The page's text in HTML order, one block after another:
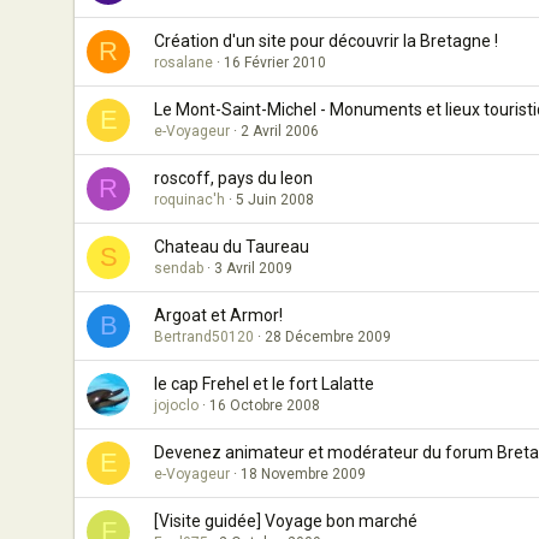
R Création d'un site pour découvrir la Bretagne !
rosalane 16 Février 2010
E Le Mont-Saint-Michel - Monuments et lieux
e-Voyageur 2 Avril 2006
R roscoff, pays du leon
roquinac'h 5 Juin 2008
S Chateau du Taureau
sendab 3 Avril 2009
B Argoat et Armor!
Bertrand50120 28 Décembre 2009
le cap Frehel et le fort Lalatte
jojoclo 16 Octobre 2008
E Devenez animateur et modérateur du forum
e-Voyageur 18 Novembre 2009
F [Visite guidée] Voyage bon marché